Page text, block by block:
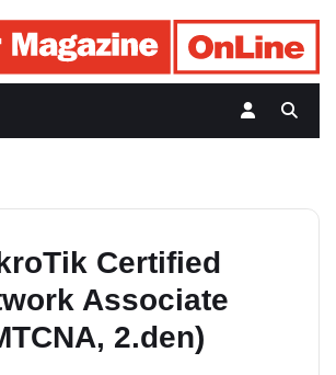
Certified
Associate
2.den)